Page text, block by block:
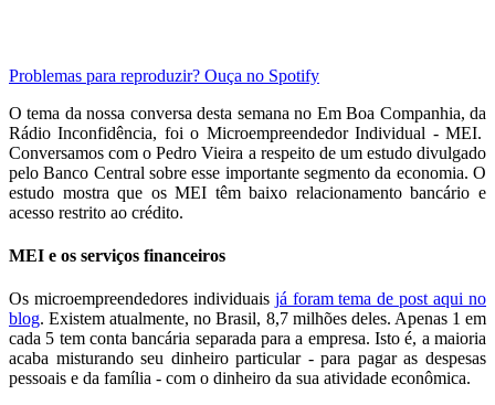
Problemas para reproduzir? Ouça no Spotify
O tema da nossa conversa desta semana no Em Boa Companhia, da
Rádio Inconfidência, foi o Microempreendedor Individual - MEI.
Conversamos com o Pedro Vieira a respeito de um estudo divulgado
pelo Banco Central sobre esse importante segmento da economia. O
estudo mostra que os MEI têm baixo relacionamento bancário e
acesso restrito ao crédito.
MEI e os serviços financeiros
Os microempreendedores individuais já foram tema de post aqui no
blog. Existem atualmente, no Brasil, 8,7 milhões deles. Apenas 1 em
cada 5 tem conta bancária separada para a empresa. Isto é, a maioria
acaba misturando seu dinheiro particular - para pagar as despesas
pessoais e da família - com o dinheiro da sua atividade econômica.